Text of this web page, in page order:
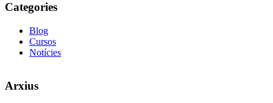
Categories
Blog
Cursos
Notícies
Arxius